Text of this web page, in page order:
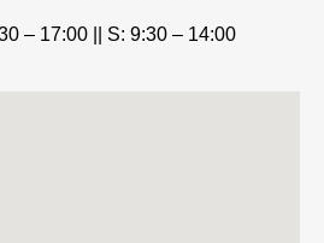
– 17:00 || S: 9:30 – 14:00